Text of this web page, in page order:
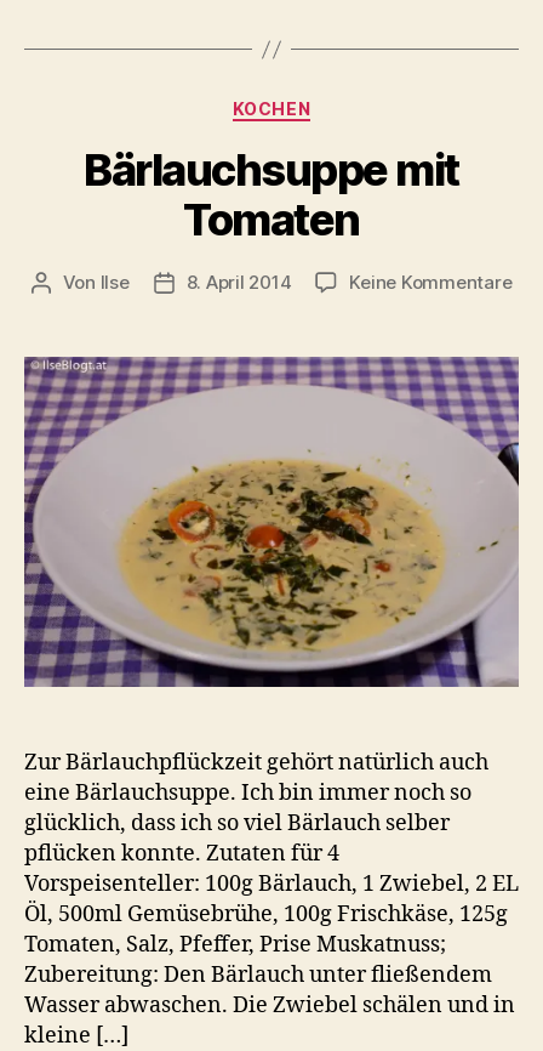
Kategorien
KOCHEN
Bärlauchsuppe mit
Tomaten
Beitragsautor
Von Ilse Beitragsdatum
8. April 2014 Keine Kommentarezu
Zur Bärlauchpflückzeit gehört natürlich auch
eine Bärlauchsuppe. Ich bin immer noch so
glücklich, dass ich so viel Bärlauch selber
pflücken konnte. Zutaten für 4
Vorspeisenteller: 100g Bärlauch, 1 Zwiebel, 2 EL
Öl, 500ml Gemüsebrühe, 100g Frischkäse, 125g
Tomaten, Salz, Pfeffer, Prise Muskatnuss;
Zubereitung: Den Bärlauch unter fließendem
Wasser abwaschen. Die Zwiebel schälen und in
kleine […]